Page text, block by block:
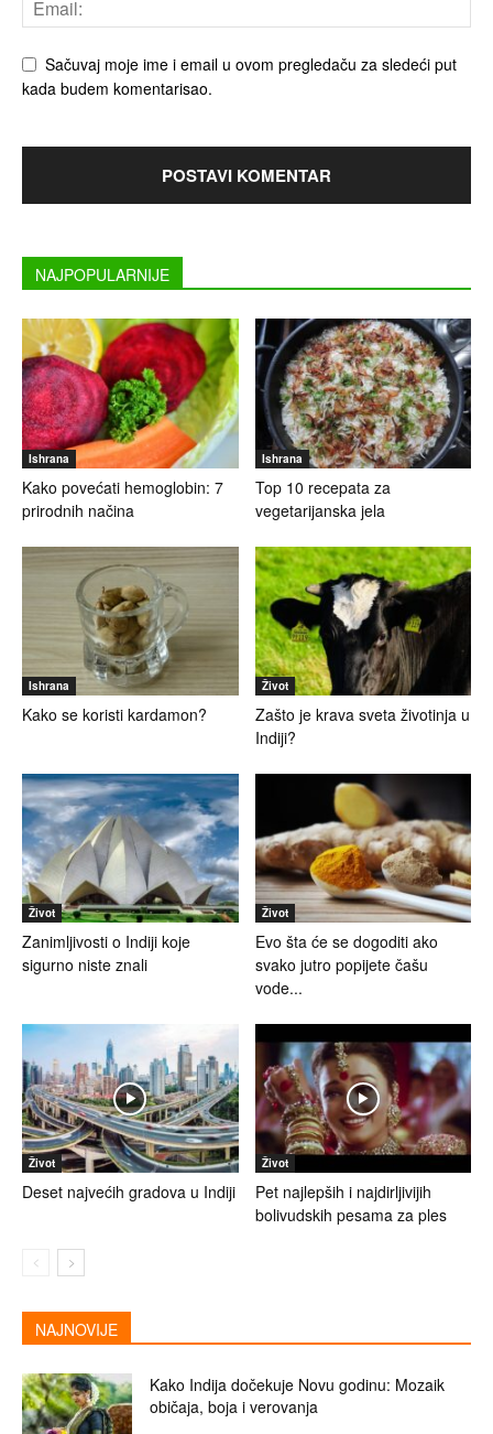
Sačuvaj moje ime i email u ovom pregledaču za sledeći put
kada budem komentarisao.
NAJPOPULARNIJE
Ishrana
Kako povećati hemoglobin: 7
prirodnih načina
Ishrana
Top 10 recepata za
vegetarijanska jela
Ishrana
Kako se koristi kardamon?
Život
Zašto je krava sveta životinja u
Indiji?
Život
Zanimljivosti o Indiji koje
sigurno niste znali
Život
Evo šta će se dogoditi ako
svako jutro popijete čašu
vode...
Život
Deset najvećih gradova u Indiji
Život
Pet najlepših i najdirljivijih
bolivudskih pesama za ples
NAJNOVIJE
Kako Indija dočekuje Novu godinu: Mozaik
običaja, boja i verovanja